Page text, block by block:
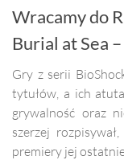
Wracamy do
Burial at Sea
Gry z serii
tytułów, a ich
grywalność oraz
szerzej
premiery jej ostatniej